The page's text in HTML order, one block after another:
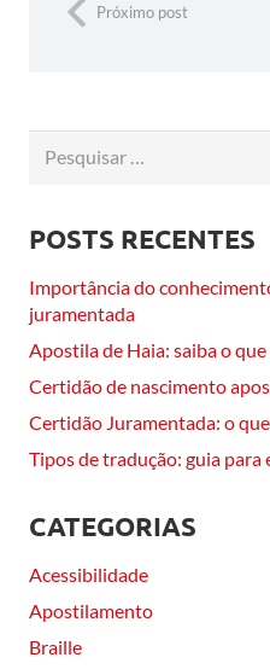
Próximo post
POSTS RECENTES
Importância do
juramentada
Apostila de Haia: saiba o que
Certidão de nascimento
Certidão Juramentada: o
Tipos de tradução: guia
CATEGORIAS
Acessibilidade
Apostilamento
Braille